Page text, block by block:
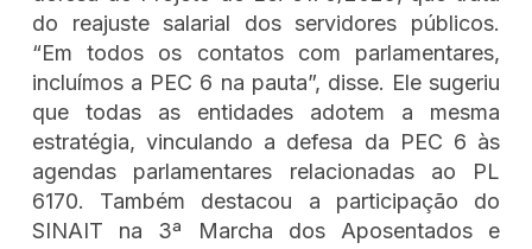
do reajuste salarial dos servidores públicos.
“Em todos os contatos com parlamentares,
incluímos a PEC 6 na pauta”, disse. Ele sugeriu
que todas as entidades adotem a mesma
estratégia, vinculando a defesa da PEC 6 às
agendas parlamentares relacionadas ao PL
6170. Também destacou a participação do
SINAIT na 3ª Marcha dos Aposentados e